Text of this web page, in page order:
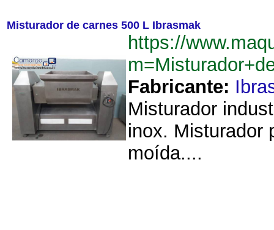
Misturador de carnes 500 L Ibrasmak
https://
Fabricante:
Misturador
inox. Misturador
moída....